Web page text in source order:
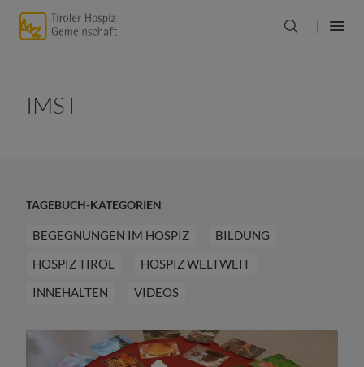
IMST
TAGEBUCH-KATEGORIEN
BEGEGNUNGEN IM HOSPIZ
BILDUNG
HOSPIZ TIROL
HOSPIZ WELTWEIT
INNEHALTEN
VIDEOS